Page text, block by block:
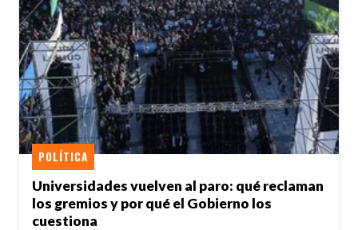
Universidades vuelven al paro: qué reclaman
los gremios y por qué el Gobierno los
cuestiona
POLÍTICA